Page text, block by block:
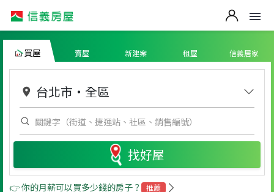
買屋 賣屋 新建案 租屋 信義居家
台北市 ・ 全區
找好屋
👉 你的月薪可以買多少錢的房子？ 推薦